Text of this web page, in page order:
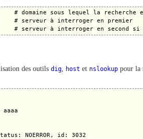
sous lequel la recherche
# serveur à interroger en premier
des outils dig host et nslookup pour la
NOERROR, id: 3032